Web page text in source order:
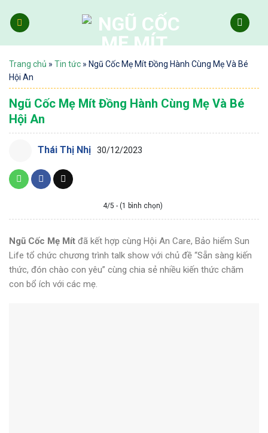
Trang chủ » Tin tức » Ngũ Cốc Mẹ Mít Đồng Hành Cùng Mẹ Và Bé
Hội An
Ngũ Cốc Mẹ Mít Đồng Hành Cùng Mẹ Và Bé
Hội An
Thái Thị Nhị 30/12/2023
4/5 - (1 bình chọn)
Ngũ Cốc Mẹ Mít đã kết hợp cùng Hội An Care, Bảo hiểm Sun
Life tổ chức chương trình talk show với chủ đề “Sẵn sàng kiến
thức, đón chào con yêu” cùng chia sẻ nhiều kiến thức chăm
con bổ ích với các mẹ.